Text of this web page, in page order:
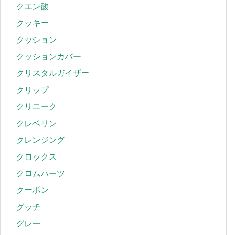
クエン酸
クッキー
クッション
クッションカバー
クリスタルガイザー
クリップ
クリニーク
クレベリン
クレンジング
クロックス
クロムハーツ
クーポン
グッチ
グレー